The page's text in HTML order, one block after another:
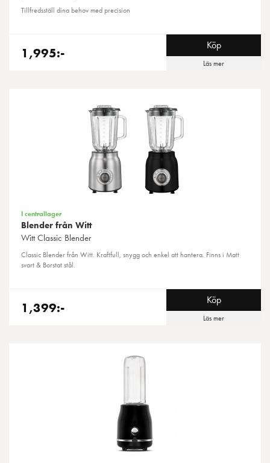
Tillfredsställ dina behov med precision
1,995:- Köp
Läs mer
I centrallager
Blender från Witt
WittClassic Blender
Classic Blender från Witt. Kraftfull, snygg och enkel att hantera. Finns i Matt
svart & Borstat stål.
1,399:- Köp
Läs mer